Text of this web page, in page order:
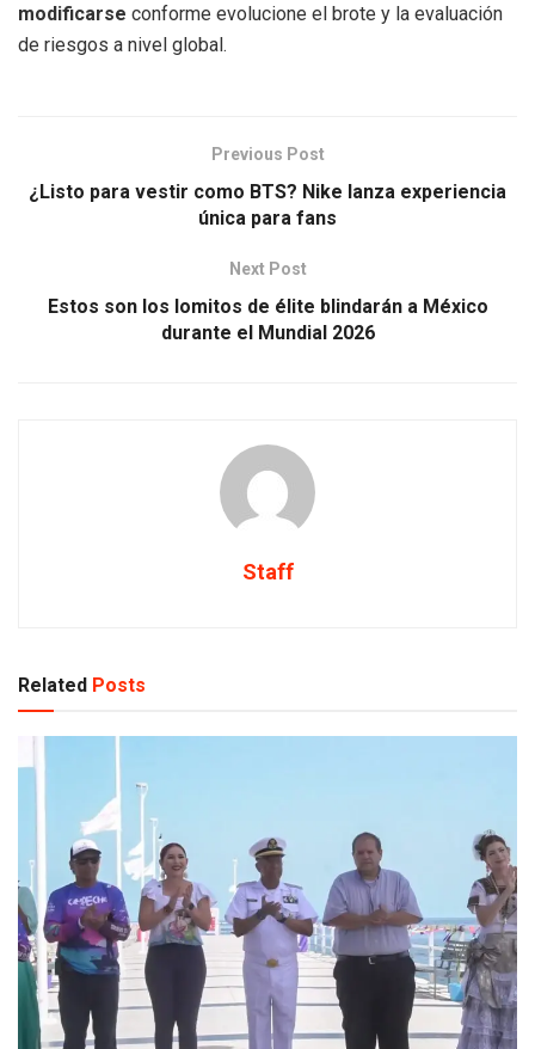
modificarse conforme evolucione el brote y la evaluación
de riesgos a nivel global.
Previous Post
¿Listo para vestir como BTS? Nike lanza experiencia
única para fans
Next Post
Estos son los lomitos de élite blindarán a México
durante el Mundial 2026
Staff
Related Posts